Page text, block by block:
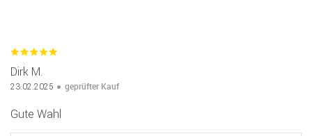
Dirk M.
23.02.2025 geprüfter Kauf
Gute Wahl